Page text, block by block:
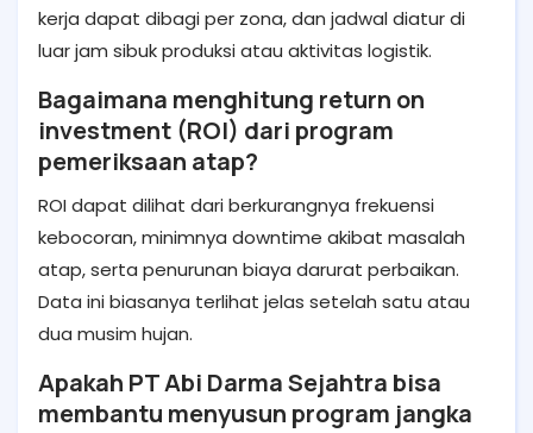
kerja dapat dibagi per zona, dan jadwal diatur di
luar jam sibuk produksi atau aktivitas logistik.
Bagaimana menghitung return on
investment (ROI) dari program
pemeriksaan atap?
ROI dapat dilihat dari berkurangnya frekuensi
kebocoran, minimnya downtime akibat masalah
atap, serta penurunan biaya darurat perbaikan.
Data ini biasanya terlihat jelas setelah satu atau
dua musim hujan.
Apakah PT Abi Darma Sejahtra bisa
membantu menyusun program jangka